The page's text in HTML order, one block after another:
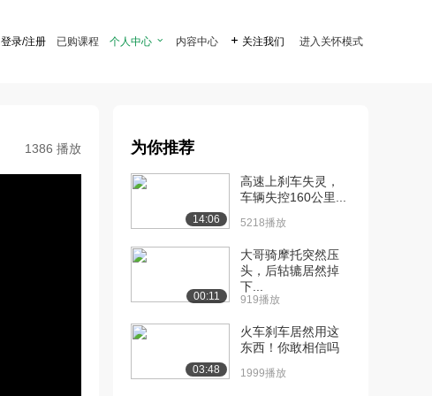
登录/注册 已购课程 个人中心  内容中心  关注我们 进入关怀模式
1386 播放 为你推荐
14:06
高速上刹车失灵，
车辆失控160公里...
5218播放
00:11
大哥骑摩托突然压
头，后轱辘居然掉
下...
919播放
03:48
火车刹车居然用这
东西！你敢相信吗
1999播放